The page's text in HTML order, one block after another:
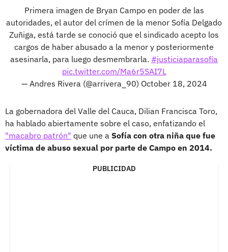
Primera imagen de Bryan Campo en poder de las
autoridades, el autor del crímen de la menor Sofía Delgado
Zuñiga, está tarde se conoció que el sindicado acepto los
cargos de haber abusado a la menor y posteriormente
asesinarla, para luego desmembrarla. #justiciaparasofía
pic.twitter.com/Ma6r5SAI7L
— Andres Rivera (@arrivera_90) October 18, 2024
La gobernadora del Valle del Cauca, Dilian Francisca Toro,
ha hablado abiertamente sobre el caso, enfatizando el
"macabro patrón" que une a Sofía con otra niña que fue
víctima de abuso sexual por parte de Campo en 2014.
PUBLICIDAD